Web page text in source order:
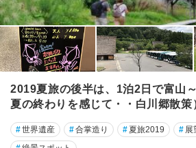
2019夏旅の後半は、1泊2日で富山
夏の終わりを感じて・・白川郷散策
#世界遺産 #合掌造り # 夏旅2019 # 展